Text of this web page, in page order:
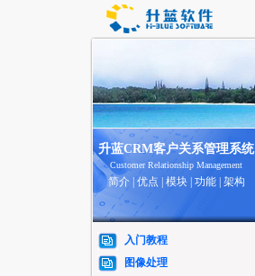
升蓝CRM客户关系管理系统
Customer Relationship Management
简介|优点 模块| 功能| 架构
入门教程
图像处理